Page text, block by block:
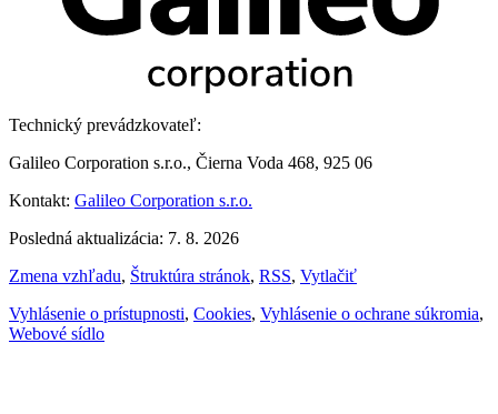
Technický prevádzkovateľ:
Galileo Corporation s.r.o., Čierna Voda 468, 925 06
Kontakt: Galileo Corporation s.r.o.
Posledná aktualizácia: 7. 8. 2026
Zmena vzhľadu, Štruktúra stránok, RSS, Vytlačiť
Vyhlásenie o prístupnosti, Cookies, Vyhlásenie o ochrane súkromia,
Webové sídlo